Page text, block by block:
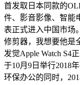
首发取日本同款的
件、影音影像、智能
表正式进入中国市场
修剪器，我想要他是
发觉Apple Watch S4
于10月9日举行2018
环保办公的同时，